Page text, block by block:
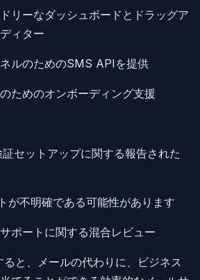
リーなダッシュボードとドラッグア
ィター
ルのためのSMS APIを提供
ためのオンボーディング支援
セットアップに関する報告された
が不明確である可能性があります
ポートに関する混合レビュー
と、メールの代わりに、ビジネス